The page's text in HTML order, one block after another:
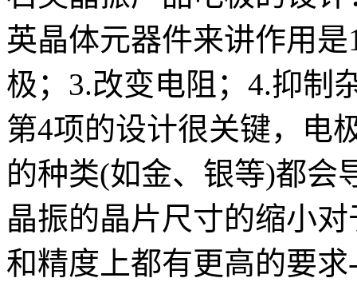
英晶体元器件来讲作用
极；3.改变电阻；4.抑制
第4项的设计很关键，电
的种类(如金、银等)都会
晶振的晶片尺寸的缩小
和精度上都有更高的要